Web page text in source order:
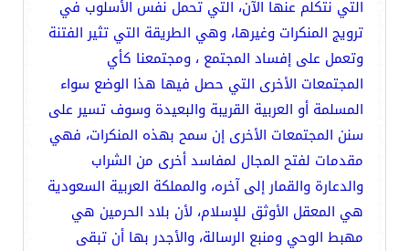
التي نتكلم عنها الآن، التي تحمل نفس الأسلوب في
ترويج المنكرات وغيرها، وهي الطريقة التي تثير الفتنة
وتعمل على إفساد المجتمع ، ومجتمعنا كأي
المجتمعات الأخرى التي حصل فيها هذا الوضع سواء
المسلمة أو العربية القريبة والبعيدة وسوف تسير على
سنن المجتمعات الأخرى إن سمح بهذه المنكرات، فهي
مقدمات لفتح المجال لمفاسد أخرى من الشراب
والدعارة والقمار إلى آخره، والمملكة العربية السعودية
هي المعقل الأوثق للإسلام، لأن بلاد الحرمين هي
مهبط الوحي ومنبع الرسالة، والأجدر بها أن تبقى